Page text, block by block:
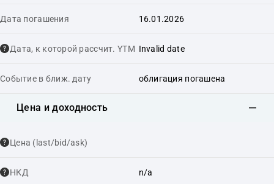
Дата погашения 16.01.2026
Дата, к которой рассчит. YTM Invalid date
Событие в ближ. дату облигация погашена
Цена и доходность
Цена (last/bid/ask)
НКД n/a